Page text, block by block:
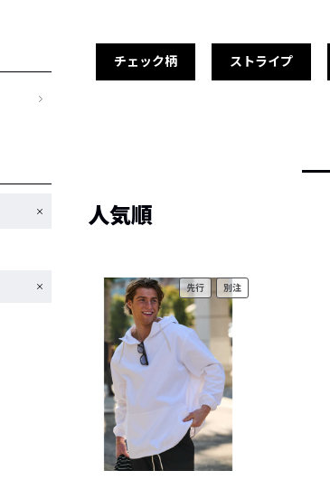
チェック柄 ストライプ
人気順
先行 別注